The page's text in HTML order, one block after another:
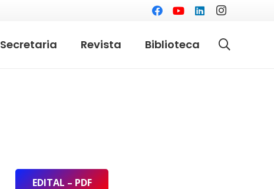
Secretaria Revista Biblioteca
EDITAL – PDF